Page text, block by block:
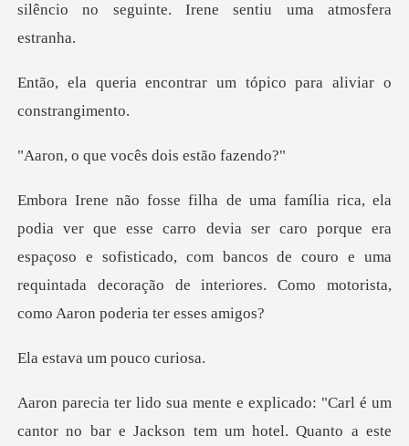
silêncio no seguinte.
trar um tópico para ali
vocês dois e
via ser caro porque era
espaçoso e sofisticado, com bancos de couro e uma
requint
a um pouc
Jackson tem um hotel. Quanto a este